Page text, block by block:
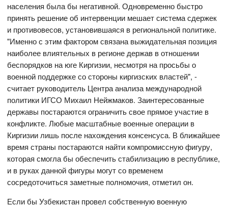
населения была бы негативной. Одновременно быстро
принять решение об интервенции мешает система сдержек
и противовесов, установившаяся в региональной политике.
"Именно с этим фактором связана выжидательная позиция
наиболее влиятельных в регионе держав в отношении
беспорядков на юге Киргизии, несмотря на просьбы о
военной поддержке со стороны киргизских властей", -
считает руководитель Центра анализа международной
политики ИГСО Михаил Нейжмаков. Заинтересованные
державы постараются ограничить свое прямое участие в
конфликте. Любые масштабные военные операции в
Киргизии лишь после нахождения консенсуса. В ближайшее
время страны постараются найти компромиссную фигуру,
которая смогла бы обеспечить стабилизацию в республике,
и в руках данной фигуры могут со временем
сосредоточиться заметные полномочия, отметил он.
Если бы Узбекистан провел собственную военную